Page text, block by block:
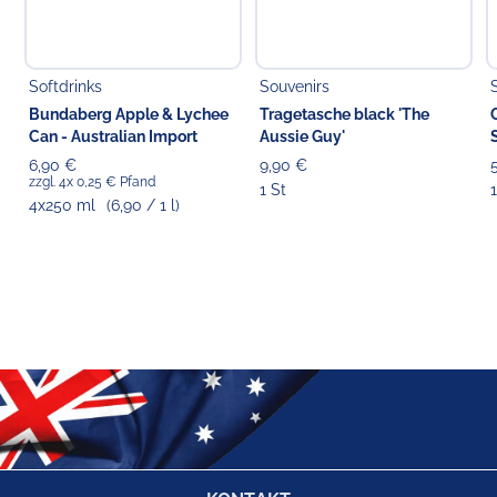
Softdrinks
Bundaberg Apple & Lychee
Can - Australian Import
6,90 €
zzgl. 4x 0,25 € Pfand
4x250 ml (6,90 / 1 l)
Souvenirs
Tragetasche black 'The
Aussie Guy'
9,90 €
1 St